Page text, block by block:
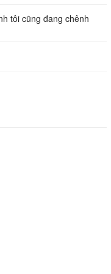
tôi cũng đang chênh